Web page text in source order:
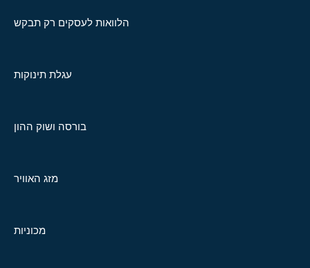
הלוואות לעסקים רק תבקש
עגלת תינוקות
בורסה ושוק ההון
מזג האוויר
מכוניות